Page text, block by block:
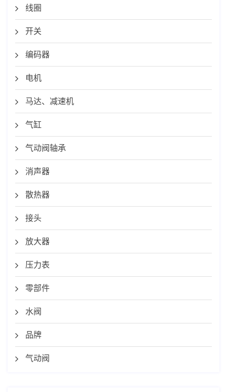
线圈
开关
编码器
电机
马达、减速机
气缸
气动阀轴承
消声器
散热器
接头
放大器
压力表
零部件
水阀
品牌
气动阀